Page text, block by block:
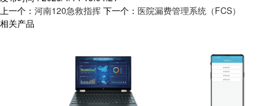
上一个： 河南120急救指挥 下一个： 医院漏费管理系统（FCS）
相关产品